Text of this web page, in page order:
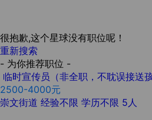
很抱歉,这个星球没有职位呢！
重新搜索
- 为你推荐职位 -
临时宣传员（非全职，不耽误接送
2500-4000元
崇文街道 经验不限 学历不限 5人